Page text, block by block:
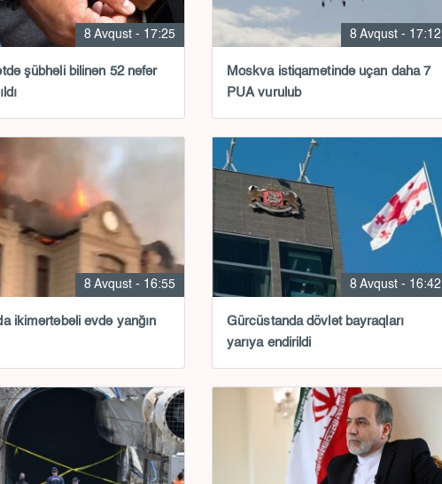
8 Avqust - 17:25
şübhəli bilinən 52 nəfər
8 Avqust - 17:12
Moskva istiqamətində uçan daha 7
PUA vurulub
8 Avqust - 16:55
ikimərtəbəli evdə yanğın
8 Avqust - 16:42
Gürcüstanda dövlət bayraqları
yarıya endirildi